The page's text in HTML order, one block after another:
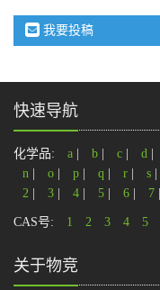
我要投稿
快速导航
化学品: a b c d
n
o p q r s
2
3 4 5 6 7
CAS号: 1 2 3 4 5
关于物竞